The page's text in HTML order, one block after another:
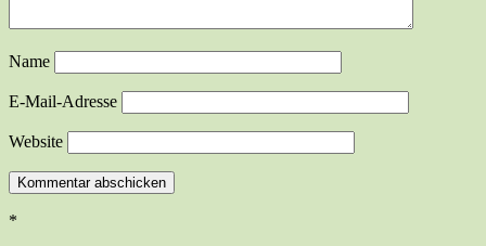
Name
E-Mail-Adresse
Website
*